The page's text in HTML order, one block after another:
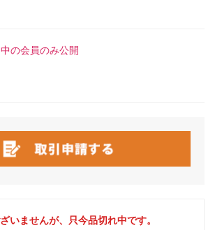
の会員のみ公開
いませんが、只今品切れ中です。